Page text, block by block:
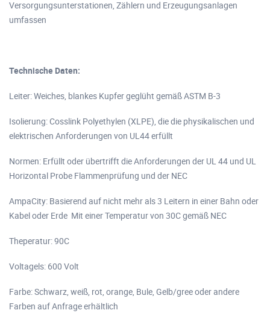
Versorgungsunterstationen, Zählern und Erzeugungsanlagen
umfassen
Technische Daten:
Leiter: Weiches, blankes Kupfer geglüht gemäß ASTM B-3
Isolierung: Cosslink Polyethylen (XLPE), die die physikalischen und
elektrischen Anforderungen von UL44 erfüllt
Normen: Erfüllt oder übertrifft die Anforderungen der UL 44 und UL
Horizontal Probe Flammenprüfung und der NEC
AmpaCity: Basierend auf nicht mehr als 3 Leitern in einer Bahn oder
Kabel oder Erde Mit einer Temperatur von 30C gemäß NEC
Theperatur: 90C
Voltagels: 600 Volt
Farbe: Schwarz, weiß, rot, orange, Bule, Gelb/gree oder andere
Farben auf Anfrage erhältlich